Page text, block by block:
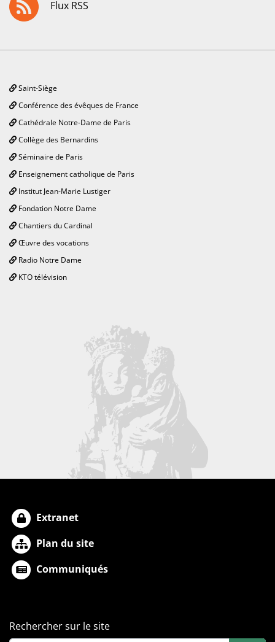
Flux RSS
Saint-Siège
Conférence des évêques de France
Cathédrale Notre-Dame de Paris
Collège des Bernardins
Séminaire de Paris
Enseignement catholique de Paris
Institut Jean-Marie Lustiger
Fondation Notre Dame
Chantiers du Cardinal
Œuvre des vocations
Radio Notre Dame
KTO télévision
Extranet
Plan du site
Communiqués
Rechercher sur le site